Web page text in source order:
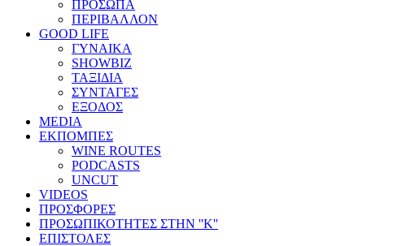
ΠΡΟΣΩΠΑ
ΠΕΡΙΒΑΛΛΟΝ
GOOD LIFE
ΓΥΝΑΙΚΑ
SHOWBIZ
ΤΑΞΙΔΙΑ
ΣΥΝΤΑΓΕΣ
ΕΞΟΔΟΣ
MEDIA
ΕΚΠΟΜΠΕΣ
WINE ROUTES
PODCASTS
UNCUT
VIDEOS
ΠΡΟΣΦΟΡΕΣ
ΠΡΟΣΩΠΙΚΟΤΗΤΕΣ ΣΤΗΝ ''Κ''
ΕΠΙΣΤΟΛΕΣ